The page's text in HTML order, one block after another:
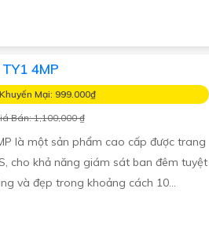
4MP
Mại: 999.000₫
Bán: 1,100,000 ₫
là một sản phẩm cao cấp được trang
cho khả năng giám sát ban đêm tuyệt
và đẹp trong khoảng cách 10...